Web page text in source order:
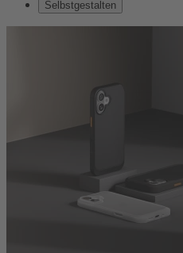
Selbstgestalten